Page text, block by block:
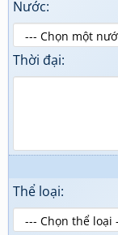
Nước:
Thời đại:
Thể loại: